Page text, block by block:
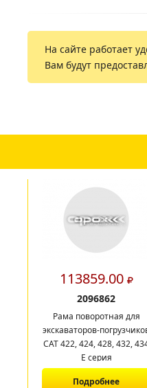
На сайте работает
Вам будут
113859.00
2096862
Рама поворотная для
экскаваторов-
CAT 422, 424, 428, 432,
E серия
Подробнее